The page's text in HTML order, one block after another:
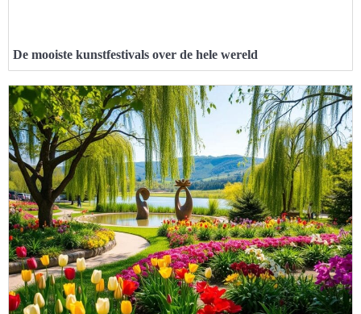
De mooiste kunstfestivals over de hele wereld